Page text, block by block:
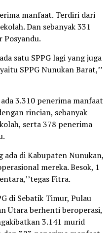
manfaat. Terdiri dari
Dan sebanyak 331
satu SPPG lagi yang juga
SPPG Nunukan Barat,’’
3.310 penerima manfaat
rincian, sebanyak
serta 378 penerima
ada di Kabupaten Nunukan,
mereka. Besok, 1
Fitra.
di Sebatik Timur, Pulau
Utara berhenti beroperasi,
3.141 murid